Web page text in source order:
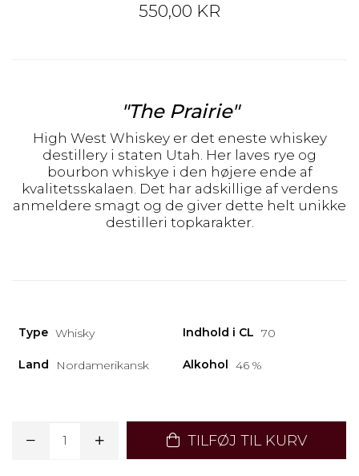
550,00 KR
"The Prairie"
High West Whiskey er det eneste whiskey
destillery i staten Utah. Her laves rye og
bourbon whiskye i den højere ende af
kvalitetsskalaen. Det har adskillige af verdens
anmeldere smagt og de giver dette helt unikke
destilleri topkarakter.
Type Whisky Indhold i CL 70
Land Nordamerikansk Alkohol 46 %
TILFØJ TIL KURV